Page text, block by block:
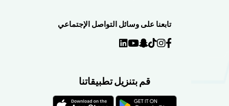
تابعنا على وسائل التواصل الإجتماعي
قم بتنزيل تطبيقاتنا